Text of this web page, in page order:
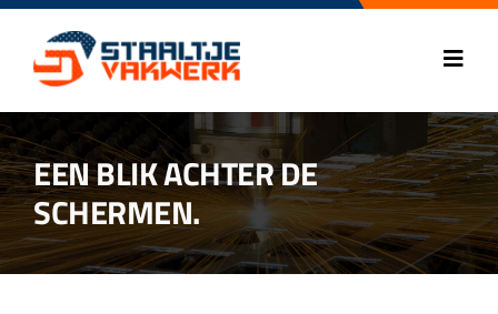
Home
Over ons
EEN BLIK ACHTER DE
SCHERMEN.